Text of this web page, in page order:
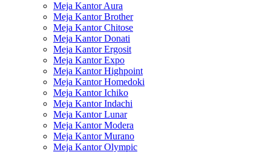
Meja Kantor Aura
Meja Kantor Brother
Meja Kantor Chitose
Meja Kantor Donati
Meja Kantor Ergosit
Meja Kantor Expo
Meja Kantor Highpoint
Meja Kantor Homedoki
Meja Kantor Ichiko
Meja Kantor Indachi
Meja Kantor Lunar
Meja Kantor Modera
Meja Kantor Murano
Meja Kantor Olympic